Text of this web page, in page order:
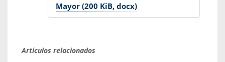
Mayor (200 KiB, docx)
Artículos relacionados